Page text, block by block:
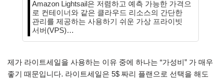
Amazon Lightsail은 저렴하고 예측 가능한 가격으
로 컨테이너와 같은 클라우드 리소스의 간단한
관리를 제공하는 사용하기 쉬운 가상 프라이빗
서버(VPS)…
제가 라이트세일을 사용하는 이유 중에 하나는 “가성비” 가 매우
좋기 때문입니다. 라이트세일은 5$ 짜리 플랜으로 선택을 해도